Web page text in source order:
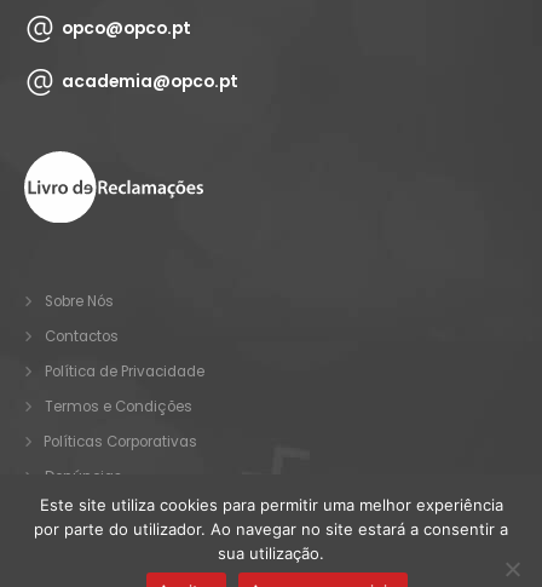
opco@opco.pt
academia@opco.pt
Sobre Nós
Contactos
Política de Privacidade
Termos e Condições
Políticas Corporativas
Denúncias
Este site utiliza cookies para permitir uma melhor experiência
por parte do utilizador. Ao navegar no site estará a consentir a
sua utilização.